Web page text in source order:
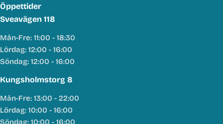
Öppettider
Sveavägen 118
Mån-Fre: 11:00 - 18:30
Lördag: 12:00 - 16:00
Söndag: 12:00 - 16:00
Kungsholmstorg 8
Mån-Fre: 13:00 - 22:00
Lördag: 10:00 - 16:00
Söndag: 10:00 - 16:00